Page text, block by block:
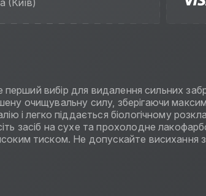
(Київ)
перший вибір для видалення сильних
очищувальну силу, зберігаючи
і легко піддається біологічному
засіб на сухе та прохолодне
тиском. Не допускайте висихання